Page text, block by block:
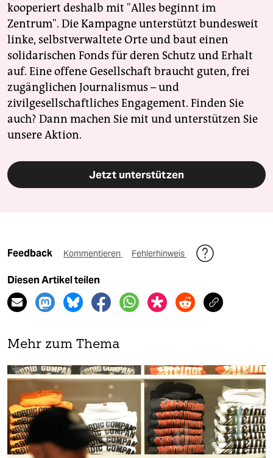
kooperiert deshalb mit "Alles beginnt im
Zentrum". Die Kampagne unterstützt bundesweit
linke, selbstverwaltete Orte und baut einen
solidarischen Fonds für deren Schutz und Erhalt
auf. Eine offene Gesellschaft braucht guten, frei
zugänglichen Journalismus – und
zivilgesellschaftliches Engagement. Finden Sie
auch? Dann machen Sie mit und unterstützen Sie
unsere Aktion.
Jetzt unterstützen
Feedback Kommentieren Fehlerhinweis
Diesen Artikel teilen
Mehr zum Thema